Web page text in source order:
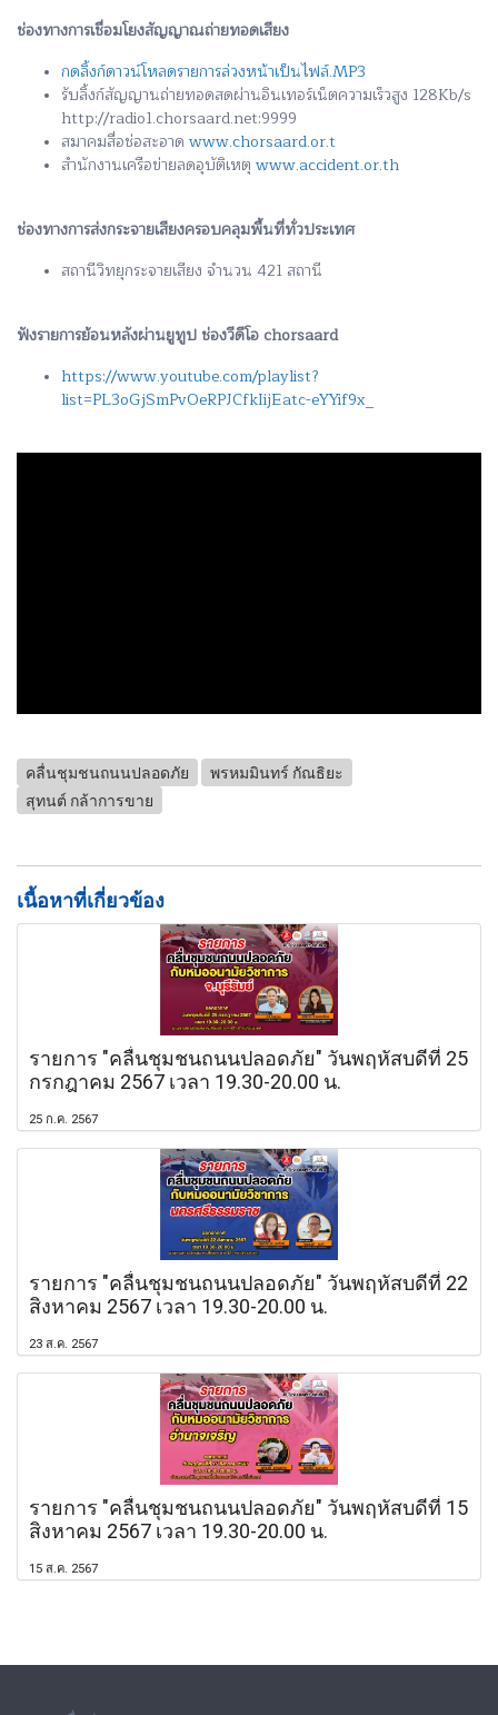
ช่องทางการเชื่อมโยงสัญญาณถ่ายทอดเสียง
กดลิ้งก์ดาวน์โหลดรายการล่วงหน้าเป็นไฟล์.MP3
รับลิ้งก์สัญญานถ่ายทอดสดผ่านอินเทอร์เน็ตความเร็วสูง 128Kb/s
http://radio1.chorsaard.net:9999
สมาคมสื่อช่อสะอาด www.chorsaard.or.t
สำนักงานเครือข่ายลดอุบัติเหตุ www.accident.or.th
ช่องทางการส่งกระจายเสียงครอบคลุมพื้นที่ทั่วประเทศ
สถานีวิทยุกระจายเสียง จำนวน 421 สถานี
ฟังรายการย้อนหลังผ่านยูทูป ช่องวีดีโอ chorsaard
https://www.youtube.com/playlist?
list=PL3oGjSmPvOeRPJCfkIijEatc-eYYif9x_
คลื่นชุมชนถนนปลอดภัย
พรหมมินทร์ กัณธิยะ
สุทนต์ กล้าการขาย
เนื้อหาที่เกี่ยวข้อง
รายการ "คลื่นชุมชนถนนปลอดภัย" วันพฤหัสบดีที่ 25
กรกฎาคม 2567 เวลา 19.30-20.00 น.
25 ก.ค. 2567
รายการ "คลื่นชุมชนถนนปลอดภัย" วันพฤหัสบดีที่ 22
สิงหาคม 2567 เวลา 19.30-20.00 น.
23 ส.ค. 2567
รายการ "คลื่นชุมชนถนนปลอดภัย" วันพฤหัสบดีที่ 15
สิงหาคม 2567 เวลา 19.30-20.00 น.
15 ส.ค. 2567